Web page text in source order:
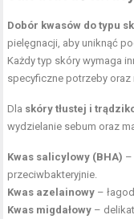
Dobór kwasów do typu
pielęgnacji, aby uniknąć
Każdy typ skóry wymaga
specyficzne potrzeby oraz
Dla skóry tłustej i
wydzielanie sebum oraz
Kwas salicylowy (BHA) –
przeciwbakteryjnie.
Kwas azelainowy –
Kwas migdałowy –